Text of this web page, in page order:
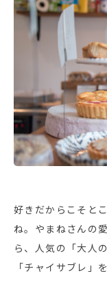
好きだからこそと
ね。やまねさんの
ら、人気の「大人
「チャイサブレ」